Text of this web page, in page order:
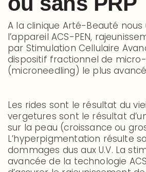
A la clinique Arté-Beauté nous
l’appareil ACS-PEN,
par Stimulation Cellulaire
dispositif fractionnel de
(microneedling) le plus
Les rides sont le résultat du
vergetures sont le résultat
sur la peau (croissance ou
L’hyperpigmentation résulte
dommages dus aux U.V. La
avancée de la technologie